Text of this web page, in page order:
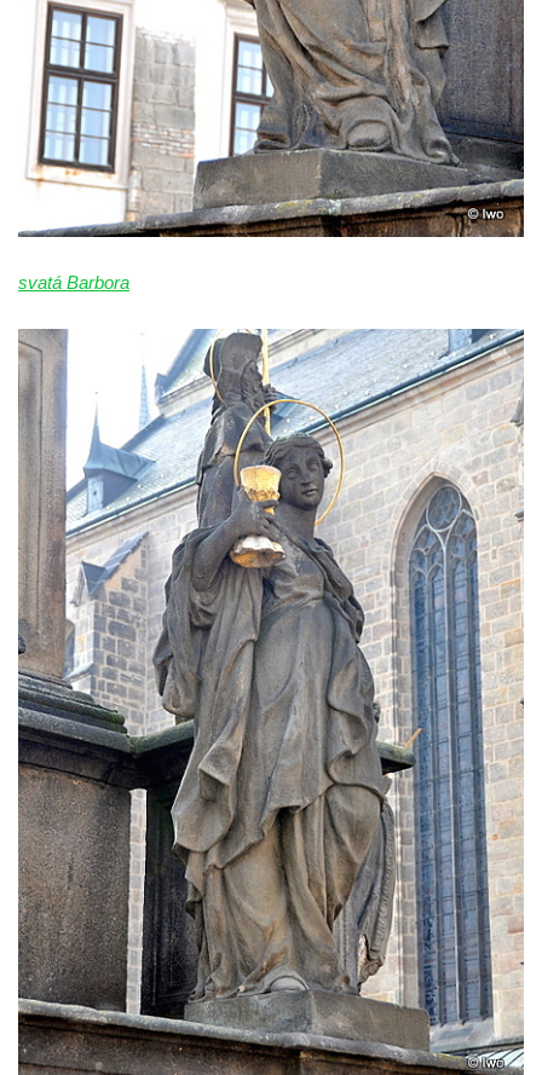
Sloup Nejsvětější Trojice ve Šluknově
Sloup Nejsvětější Trojice v Kadani
svatá Barbora